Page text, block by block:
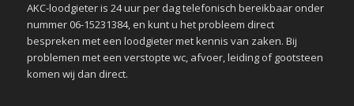
AKC-loodgieter is 24 uur per dag telefonisch bereikbaar onder
nummer 06-15231384, en kunt u het probleem direct
bespreken met een loodgieter met kennis van zaken. Bij
problemen met een verstopte wc, afvoer, leiding of gootsteen
komen wij dan direct.